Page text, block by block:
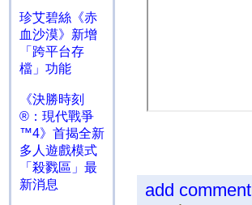
珍艾碧絲《赤
血沙漠》新增
「跨平台存
檔」功能
《決勝時刻
®：現代戰爭
™4》首揭全新
多人遊戲模式
「殺戮區」最
新消息
add comment